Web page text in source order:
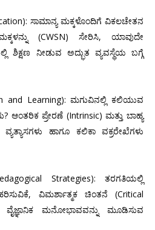
ಸಾಮಾನ್ಯ ಮಕ್ಕಳೊಂದಿಗೆ ವಿಕಲಚೇತನ
(CWSN) ಸೇರಿಸಿ, ಯಾವುದೇ
ಶಿಕ್ಷಣ ನೀಡುವ ಅದ್ಭುತ ವ್ಯವಸ್ಥೆಯ ಬಗ್ಗೆ
and Learning): ಮಗುವಿನಲ್ಲಿ ಕಲಿಯುವ
ಆಂತರಿಕ ಪ್ರೇರಣೆ (Intrinsic) ಮತ್ತು ಬಾಹ್ಯ
ಹಾಗೂ ಕಲಿಕಾ ವಕ್ರರೇಖೆಗಳು
Strategies): ತರಗತಿಯಲ್ಲಿ
ವಿಮರ್ಶಾತ್ಮಕ ಚಿಂತನೆ (Critical
ವೈಜ್ಞಾನಿಕ ಮನೋಭಾವವನ್ನು ಮೂಡಿಸುವ